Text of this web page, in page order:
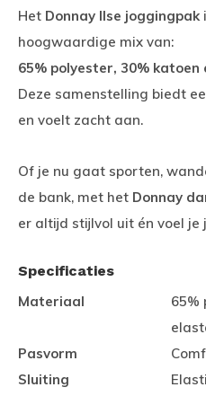
Het Donnay Ilse joggingpak
hoogwaardige mix van:
65% polyester, 30% katoen
Deze samenstelling biedt
en voelt zacht aan.
Of je nu gaat sporten,
de bank, met het Donnay
er altijd stijlvol uit én voel je
Specificaties
Materiaal
65%
Pasvorm
Sluiting